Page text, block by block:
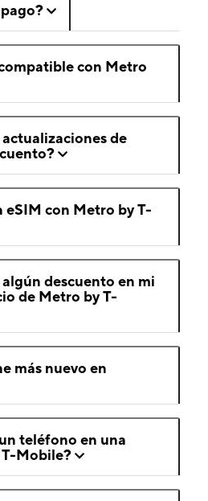
con Metro
de
eSIM con Metro by T-
descuento en mi
de Metro by T-
más nuevo en
teléfono en una
Mobile?